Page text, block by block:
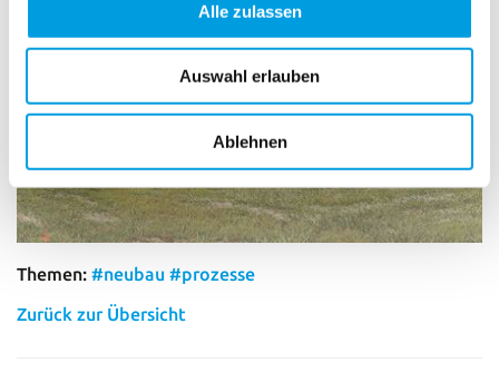
Alle zulassen
Auswahl erlauben
Ablehnen
Themen:#neubau #prozesse
Zurück zur Übersicht